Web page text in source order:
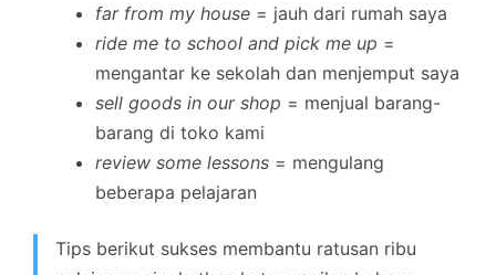
far from my house = jauh dari rumah saya
ride me to school and pick me up =
mengantar ke sekolah dan menjemput saya
sell goods in our shop = menjual barang-
barang di toko kami
review some lessons = mengulang
beberapa pelajaran
Tips berikut sukses membantu ratusan ribu